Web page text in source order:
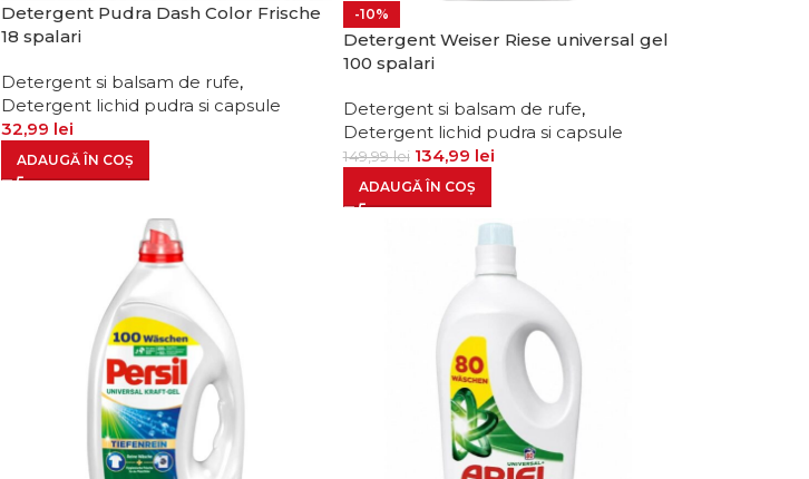
Detergent Pudra Dash Color Frische
18 spalari
Detergent si balsam de rufe,
Detergent lichid pudra si capsule
32,99 lei
ADAUGĂ ÎN COȘ
-10%
Detergent Weiser Riese universal gel
100 spalari
Detergent si balsam de rufe,
Detergent lichid pudra si capsule
149,99lei 134,99 lei
ADAUGĂ ÎN COȘ